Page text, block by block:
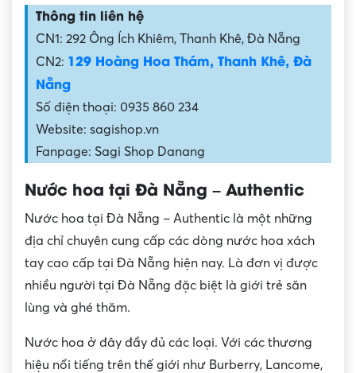
Thông tin liên hệ
CN1: 292 Ông Ích Khiêm, Thanh Khê, Đà Nẵng
CN2: 129 Hoàng Hoa Thám, Thanh Khê, Đà
Nẵng
Số điện thoại: 0935 860 234
Website: sagishop.vn
Fanpage: Sagi Shop Danang
Nước hoa tại Đà Nẵng – Authentic
Nước hoa tại Đà Nẵng – Authentic là một những
địa chỉ chuyên cung cấp các dòng nước hoa xách
tay cao cấp tại Đà Nẵng hiện nay. Là đơn vị được
nhiều người tại Đà Nẵng đặc biệt là giới trẻ săn
lùng và ghé thăm.
Nước hoa ở đây đầy đủ các loại. Với các thương
hiệu nổi tiếng trên thế giới như Burberry, Lancome,